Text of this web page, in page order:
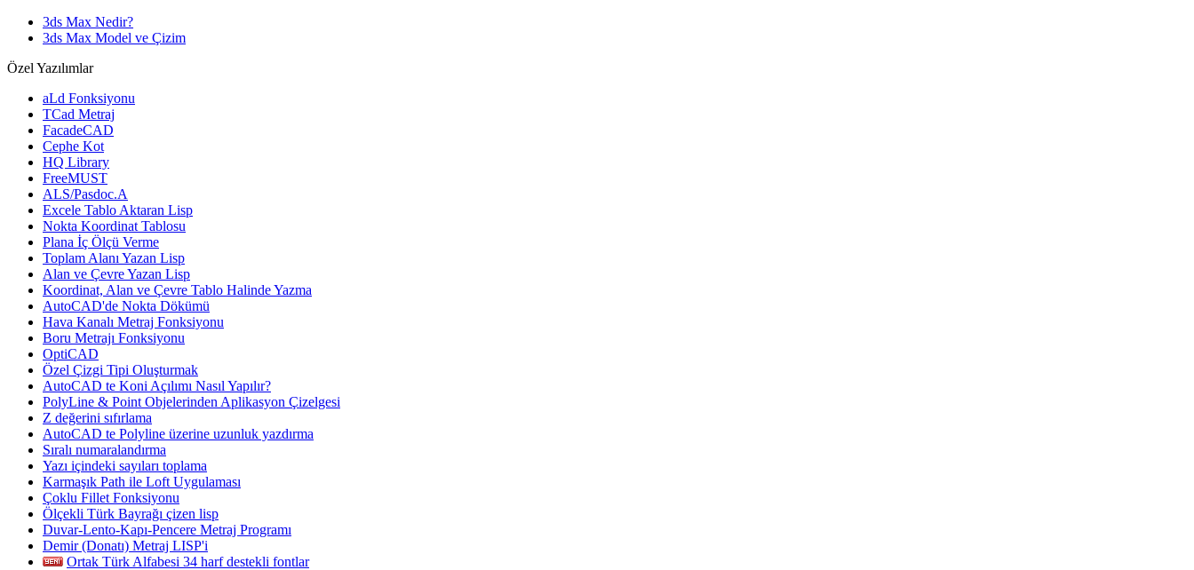
3ds Max Nedir?
3ds Max Model ve Çizim
Özel Yazılımlar
aLd Fonksiyonu
TCad Metraj
FacadeCAD
Cephe Kot
HQ Library
FreeMUST
ALS/Pasdoc.A
Excele Tablo Aktaran Lisp
Nokta Koordinat Tablosu
Plana İç Ölçü Verme
Toplam Alanı Yazan Lisp
Alan ve Çevre Yazan Lisp
Koordinat, Alan ve Çevre Tablo Halinde Yazma
AutoCAD'de Nokta Dökümü
Hava Kanalı Metraj Fonksiyonu
Boru Metrajı Fonksiyonu
OptiCAD
Özel Çizgi Tipi Oluşturmak
AutoCAD te Koni Açılımı Nasıl Yapılır?
PolyLine & Point Objelerinden Aplikasyon Çizelgesi
Z değerini sıfırlama
AutoCAD te Polyline üzerine uzunluk yazdırma
Sıralı numaralandırma
Yazı içindeki sayıları toplama
Karmaşık Path ile Loft Uygulaması
Çoklu Fillet Fonksiyonu
Ölçekli Türk Bayrağı çizen lisp
Duvar-Lento-Kapı-Pencere Metraj Programı
Demir (Donatı) Metraj LISP'i
Ortak Türk Alfabesi 34 harf destekli fontlar